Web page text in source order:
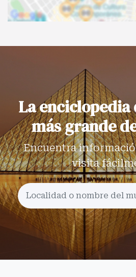
La enciclopedia
más grande
Encuentra
visita